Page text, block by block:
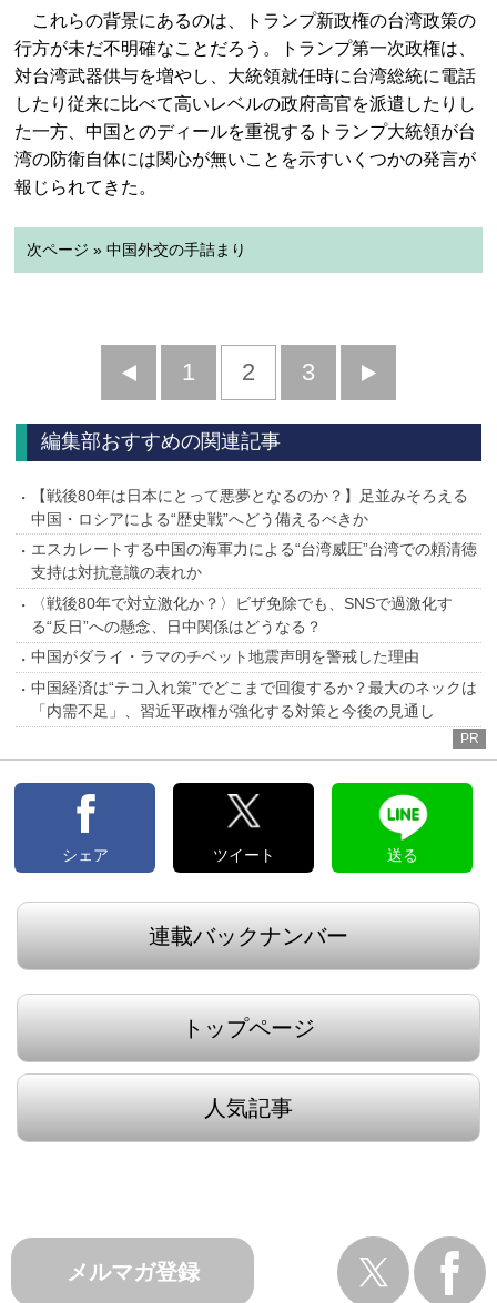
これらの背景にあるのは、トランプ新政権の台湾政策の
行方が未だ不明確なことだろう。トランプ第一次政権は、
対台湾武器供与を増やし、大統領就任時に台湾総統に電話
したり従来に比べて高いレベルの政府高官を派遣したりし
た一方、中国とのディールを重視するトランプ大統領が台
湾の防衛自体には関心が無いことを示すいくつかの発言が
報じられてきた。
次ページ » 中国外交の手詰まり
前
へ
1 2 3
へ
編集部おすすめの関連記事
【戦後80年は日本にとって悪夢となるのか？】足並みそろえる
中国・ロシアによる“歴史戦”へどう備えるべきか
エスカレートする中国の海軍力による“台湾威圧”台湾での頼清徳
支持は対抗意識の表れか
〈戦後80年で対立激化か？〉ビザ免除でも、SNSで過激化す
る“反日”への懸念、日中関係はどうなる？
中国がダライ・ラマのチベット地震声明を警戒した理由
中国経済は“テコ入れ策”でどこまで回復するか？最大のネックは
「内需不足」、習近平政権が強化する対策と今後の見通し
PR
シェア ツイート 送る
連載バックナンバー
トップページ
人気記事
メルマガ登録